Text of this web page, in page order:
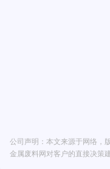
公司声明：本文来源于网络，
金属废料网对客户的直接决策